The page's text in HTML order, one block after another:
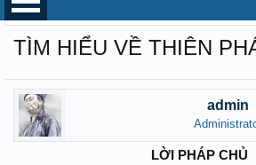
Diễn đàn
TÌM HIỂU VỀ THIÊN
admin
LỜI PHÁP CHỦ